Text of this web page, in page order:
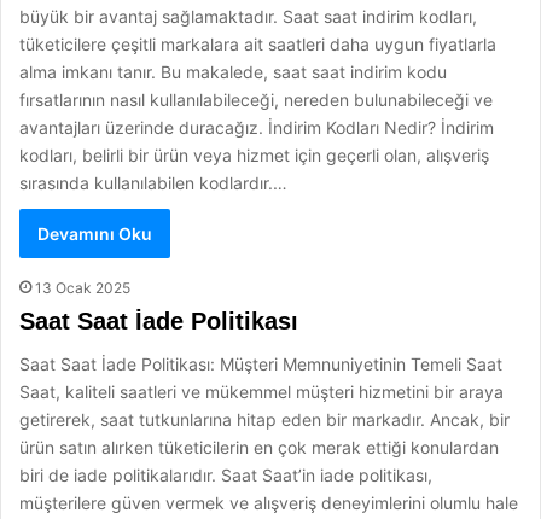
büyük bir avantaj sağlamaktadır. Saat saat indirim kodları,
tüketicilere çeşitli markalara ait saatleri daha uygun fiyatlarla
alma imkanı tanır. Bu makalede, saat saat indirim kodu
fırsatlarının nasıl kullanılabileceği, nereden bulunabileceği ve
avantajları üzerinde duracağız. İndirim Kodları Nedir? İndirim
kodları, belirli bir ürün veya hizmet için geçerli olan, alışveriş
sırasında kullanılabilen kodlardır.…
Devamını Oku
13 Ocak 2025
Saat Saat İade Politikası
Saat Saat İade Politikası: Müşteri Memnuniyetinin Temeli Saat
Saat, kaliteli saatleri ve mükemmel müşteri hizmetini bir araya
getirerek, saat tutkunlarına hitap eden bir markadır. Ancak, bir
ürün satın alırken tüketicilerin en çok merak ettiği konulardan
biri de iade politikalarıdır. Saat Saat’in iade politikası,
müşterilere güven vermek ve alışveriş deneyimlerini olumlu hale